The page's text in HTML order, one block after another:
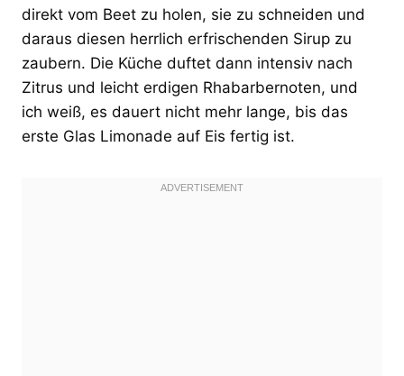
direkt vom Beet zu holen, sie zu schneiden und
daraus diesen herrlich erfrischenden Sirup zu
zaubern. Die Küche duftet dann intensiv nach
Zitrus und leicht erdigen Rhabarbernoten, und
ich weiß, es dauert nicht mehr lange, bis das
erste Glas Limonade auf Eis fertig ist.